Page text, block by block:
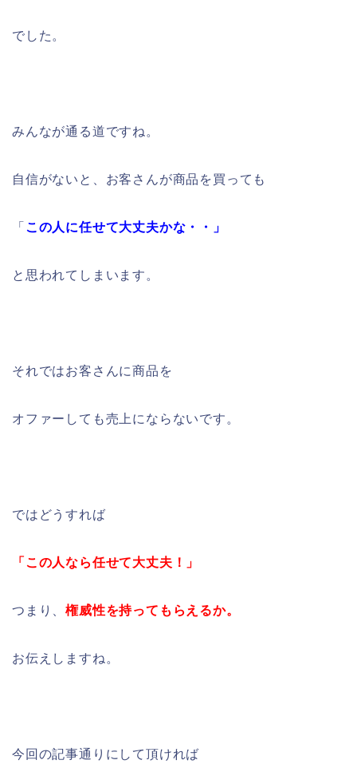
でした。
みんなが通る道ですね。
自信がないと、お客さんが商品を買っても
「 この人に任せて大丈夫かな・・」
と思われてしまいます。
それではお客さんに商品を
オファーしても売上にならないです。
ではどうすれば
「この人なら任せて大丈夫！」
つまり、権威性を持ってもらえるか。
お伝えしますね。
今回の記事通りにして頂ければ